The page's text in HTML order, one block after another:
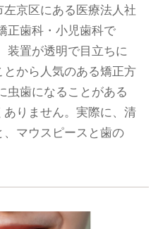
京区にある医療法人社
正歯科・小児歯科で
装置が透明で目立ちに
から人気のある矯正方
虫歯になることがある
りません。実際に、清
マウスピースと歯の